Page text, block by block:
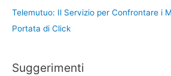
Telemutuo: Il Servizio per Confrontare i
Portata di Click
Suggerimenti